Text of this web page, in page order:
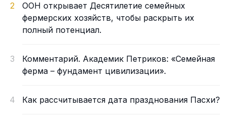
2
ООН открывает Десятилетие семейных
фермерских хозяйств, чтобы раскрыть их
полный потенциал.
3
Комментарий. Академик Петриков: «Семейная
ферма – фундамент цивилизации».
4 Как рассчитывается дата празднования Пасхи?